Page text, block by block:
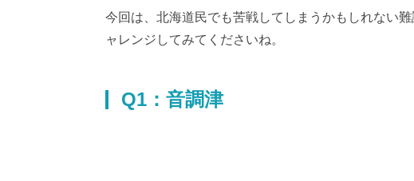
今回は、北海道民でも苦戦してしまうかもしれない
ャレンジしてみてくださいね。
Q1：音調津